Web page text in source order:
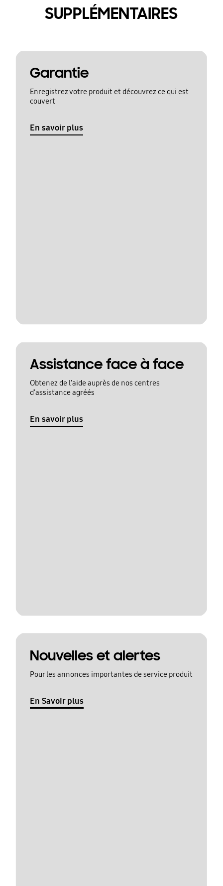
SUPPLÉMENTAIRES
Garantie
Enregistrez votre produit et découvrez ce qui est
couvert
En savoir plus
Assistance face à face
Obtenez de l'aide auprès de nos centres
d'assistance agréés
En savoir plus
Nouvelles et alertes
Pour les annonces importantes de service produit
En Savoir plus